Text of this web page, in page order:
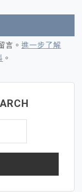
言。 進一步了解
。